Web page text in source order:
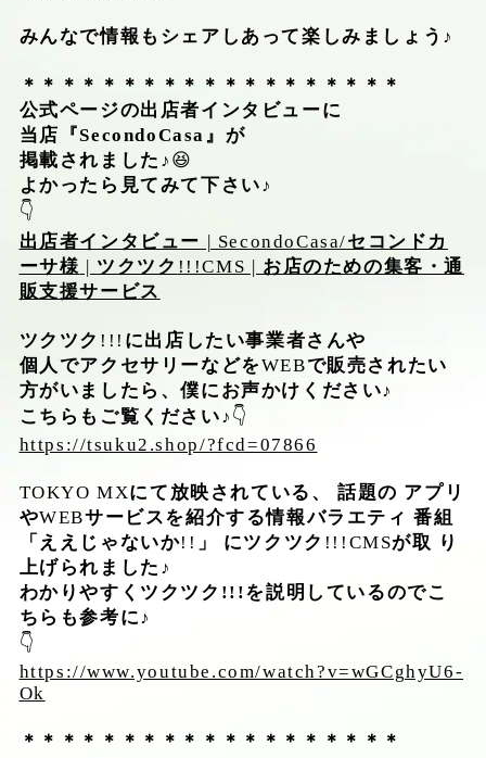
みんなで情報もシェアしあって楽しみましょう♪
＊＊＊＊＊＊＊＊＊＊＊＊＊＊＊＊＊＊＊
公式ページの出店者インタビューに
当店『SecondoCasa』が
掲載されました♪ 😆
よかったら見てみて下さい♪
👇
出店者インタビュー
| SecondoCasa/セコンドカ
ーサ様
ツクツク !!!CMS | お店のための集客・通
販支援サービス
ツクツク !!! に出店したい事業者さんや
個人でアクセサリーなどをWEBで販売されたい
方がいましたら、僕にお声かけください♪
こちらもご覧ください♪ 👇
https://tsuku2.shop/?fcd=07866
TOKYO MXにて放映されている、 話題の アプリ
やWEBサービスを紹介する情報バラエティ 番組
「ええじゃないか!! 」 にツクツク !!!CMSが取 り
上げられました♪
わかりやすくツクツク !!!を説明しているのでこ
ちらも参考に♪
👇
https://www.youtube.com/watch?v=wGCghyU6-
Ok
＊＊＊＊＊＊＊＊＊＊＊＊＊＊＊＊＊＊＊